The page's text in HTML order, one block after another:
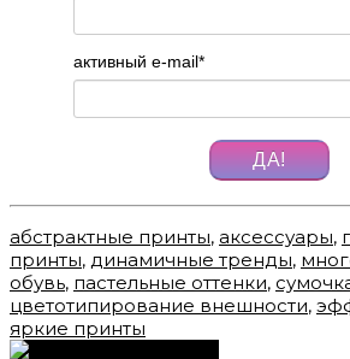
активный e-mail*
ДА!
абстрактные принты, аксессуары,
принты, динамичные тренды,
обувь, пастельные оттенки,
цветотипирование внешности,
яркие принты